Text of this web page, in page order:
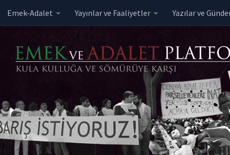
Skip to content
Emek-Adalet Yayınlar ve Faaliyetler Yazılar ve